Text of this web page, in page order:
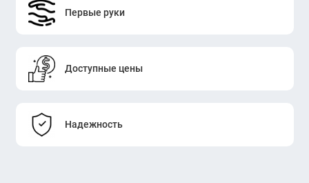
Первые руки
Доступные цены
Надежность